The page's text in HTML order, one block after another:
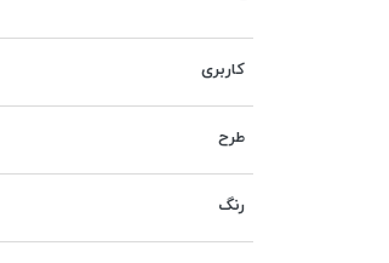
کاربری
طرح
رنگ